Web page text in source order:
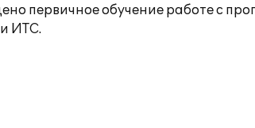
первичное обучение работе с
ИТС.